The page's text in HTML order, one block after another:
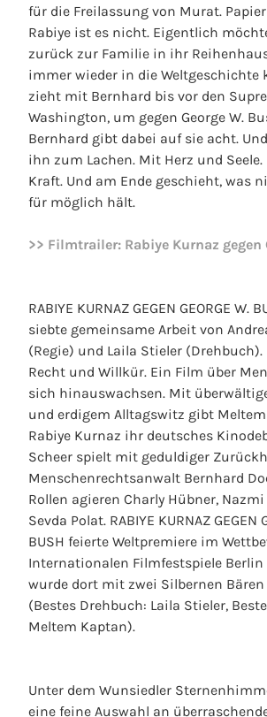
für die Freilassung von Murat.
Rabiye ist es nicht. Eigentlich
zurück zur Familie in ihr
immer wieder in die Weltgeschichte
zieht mit Bernhard bis vor den
Washington, um gegen George W.
Bernhard gibt dabei auf sie acht.
ihn zum Lachen. Mit Herz und
Kraft. Und am Ende geschieht, was
für möglich hält.
>> Filmtrailer: Rabiye Kurnaz gegen
RABIYE KURNAZ GEGEN GEORGE W.
siebte gemeinsame Arbeit von
(Regie) und Laila Stieler
Recht und Willkür. Ein Film über
sich hinauswachsen. Mit
und erdigem Alltagswitz gibt
Rabiye Kurnaz ihr deutsches
Scheer spielt mit geduldiger
Menschenrechtsanwalt Bernhard
Rollen agieren Charly Hübner,
Sevda Polat. RABIYE KURNAZ GEGEN
BUSH feierte Weltpremiere im
Internationalen Filmfestspiele Berlin
wurde dort mit zwei Silbernen
(Bestes Drehbuch: Laila Stieler,
Meltem Kaptan).
Unter dem Wunsiedler
eine feine Auswahl an